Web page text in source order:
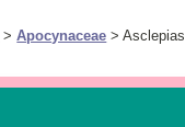
>Apocynaceae >Asclepias